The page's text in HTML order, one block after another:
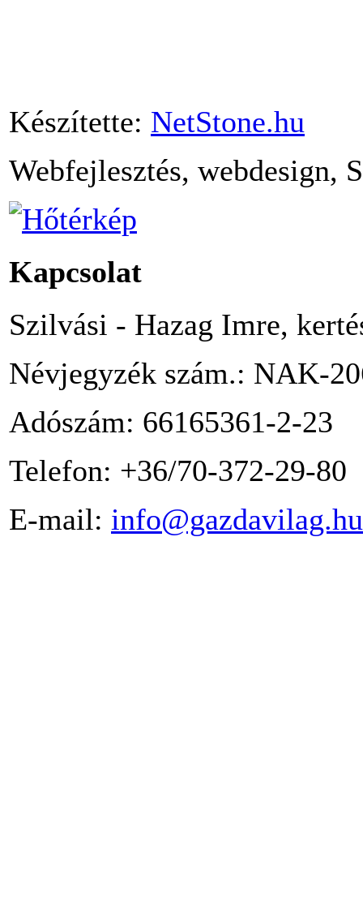
Készítette: NetStone.hu
Webfejlesztés, webdesign,
Kapcsolat
Szilvási - Hazag Imre,
Névjegyzék szám.: NAK-
Adószám: 66165361-2-23
Telefon: +36/70-372-29-80
E-mail: info@gazdavilag.hu